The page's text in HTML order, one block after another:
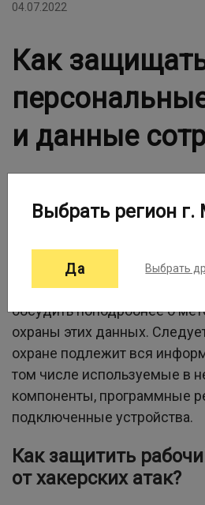
04.07.2022
Как
и данные
О том, что такое
последствия могут быть за
писали в нашейстатье ранее
обсудить поподробнее о
охраны этих данных.
охране подлежит вся
том числе используемые в
компоненты, программные
подключенные устройства.
Как защитить
от хакерских атак?
Выбрать регион г.
Да Выбрать